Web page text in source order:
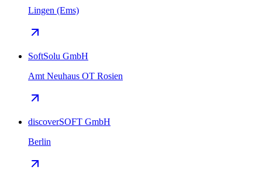
Lingen (Ems)
SoftSolu GmbH
Amt Neuhaus OT Rosien
discoverSOFT GmbH
Berlin